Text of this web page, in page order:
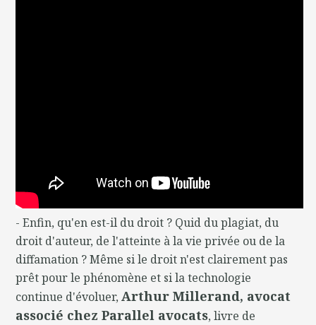
- Enfin, qu'en est-il du droit ? Quid du plagiat, du
droit d'auteur, de l'atteinte à la vie privée ou de la
diffamation ? Même si le droit n'est clairement pas
prêt pour le phénomène et si la technologie
continue d'évoluer,Arthur Millerand, avocat
associé chez Parallel avocats, livre de